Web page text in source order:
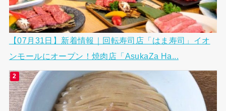
【07月31日】新着情報｜回転寿司店「はま寿司」イオ
ンモールにオープン！焼肉店「AsukaZa Ha...